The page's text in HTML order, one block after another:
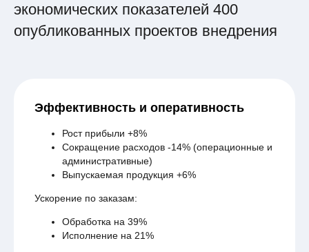
экономических показателей 400
опубликованных проектов внедрения
Эффективность и оперативность
Рост прибыли +8%
Сокращение расходов -14% (операционные и
административные)
Выпускаемая продукция +6%
Ускорение по заказам:
Обработка на 39%
Исполнение на 21%